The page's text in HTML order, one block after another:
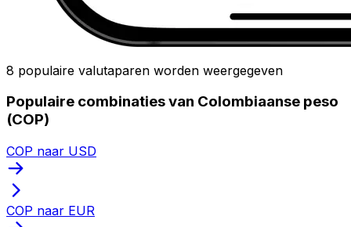
8 populaire valutaparen worden weergegeven
Populaire combinaties van Colombiaanse peso
(COP)
COP naar USD
COP naar EUR